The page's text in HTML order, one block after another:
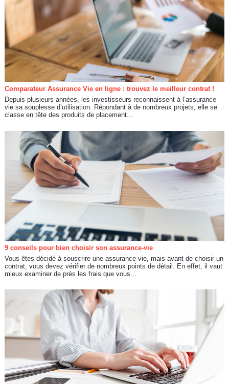
Comparateur Assurance Vie en ligne : trouvez le meilleur contrat !
Depuis plusieurs années, les investisseurs reconnaissent à l’assurance
vie sa souplesse d’utilisation. Répondant à de nombreux projets, elle se
classe en tête des produits de placement...
9 conseils pour bien choisir son assurance-vie
Vous êtes décidé à souscrire une assurance-vie, mais avant de choisir un
contrat, vous devez vérifier de nombreux points de détail. En effet, il vaut
mieux examiner de près les frais que vous...